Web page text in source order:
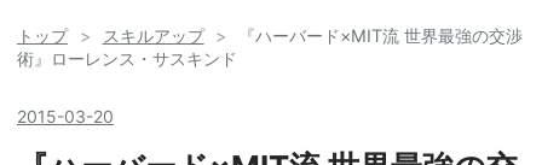
トップ > スキルアップ >
『ハーバード×MIT流 世界最強の交渉
術』ローレンス・サスキンド
2015-03-20